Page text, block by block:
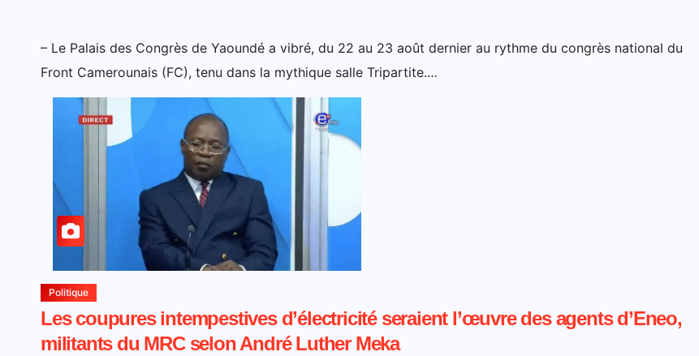
– Le Palais des Congrès de Yaoundé a vibré, du 22 au 23 août dernier au rythme du congrès national du
Front Camerounais (FC), tenu dans la mythique salle Tripartite.…
Politique
Les coupures intempestives d’électricité seraient l’œuvre des agents d’Eneo,
militants du MRC selon André Luther Meka